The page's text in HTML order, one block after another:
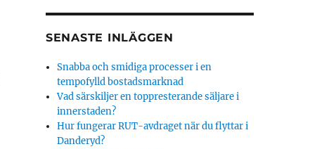
SENASTE INLÄGGEN
Snabba och smidiga processer i en
tempofylld bostadsmarknad
Vad särskiljer en toppresterande säljare i
innerstaden?
Hur fungerar RUT-avdraget när du flyttar i
Danderyd?